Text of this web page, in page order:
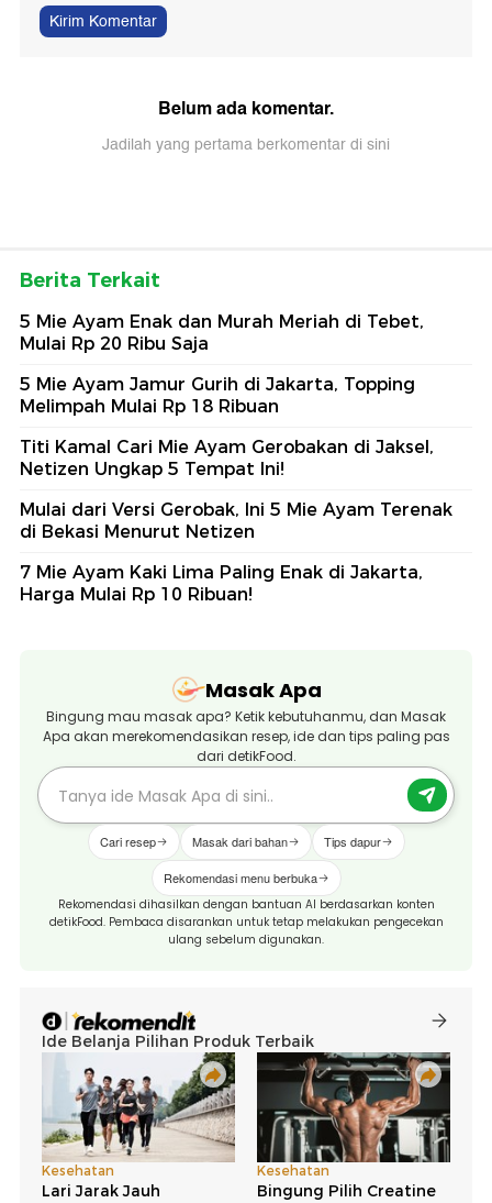
Kirim Komentar
Belum ada komentar.
Jadilah yang pertama berkomentar di sini
Berita Terkait
5 Mie Ayam Enak dan Murah Meriah di Tebet,
Mulai Rp 20 Ribu Saja
5 Mie Ayam Jamur Gurih di Jakarta, Topping
Melimpah Mulai Rp 18 Ribuan
Titi Kamal Cari Mie Ayam Gerobakan di Jaksel,
Netizen Ungkap 5 Tempat Ini!
Mulai dari Versi Gerobak, Ini 5 Mie Ayam Terenak
di Bekasi Menurut Netizen
7 Mie Ayam Kaki Lima Paling Enak di Jakarta,
Harga Mulai Rp 10 Ribuan!
Masak Apa
Bingung mau masak apa? Ketik kebutuhanmu, dan Masak
Apa akan merekomendasikan resep, ide dan tips paling pas
dari detikFood.
Cari resep Masak dari bahan Tips dapur
Rekomendasi menu berbuka
Rekomendasi dihasilkan dengan bantuan AI berdasarkan konten
detikFood. Pembaca disarankan untuk tetap melakukan pengecekan
ulang sebelum digunakan.